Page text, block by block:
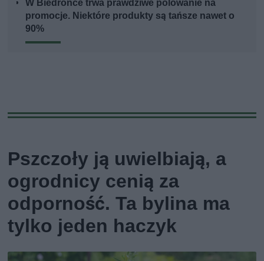
W Biedronce trwa prawdziwe polowanie na
promocje. Niektóre produkty są tańsze nawet o
90%
Pszczoły ją uwielbiają, a
ogrodnicy cenią za
odporność. Ta bylina ma
tylko jeden haczyk